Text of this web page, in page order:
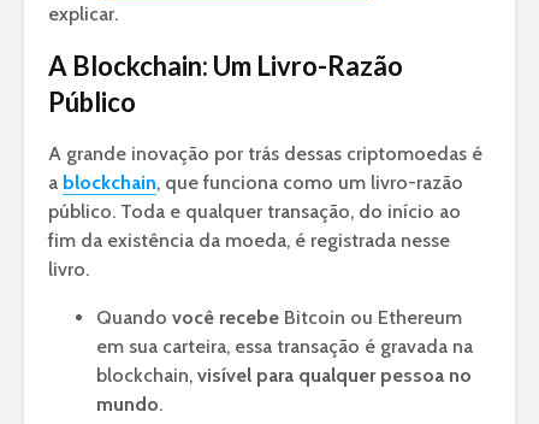
explicar.
A Blockchain: Um Livro-Razão
Público
A grande inovação por trás dessas criptomoedas é
a blockchain, que funciona como um livro-razão
público. Toda e qualquer transação, do início ao
fim da existência da moeda, é registrada nesse
livro.
Quando você recebe Bitcoin ou Ethereum
em sua carteira, essa transação é gravada na
blockchain, visível para qualquer pessoa no
mundo.